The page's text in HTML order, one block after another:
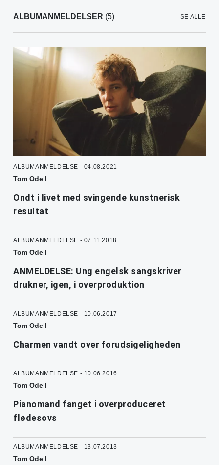
ALBUMANMELDELSER (5) SE ALLE
ALBUMANMELDELSE - 04.08.2021
Tom Odell
Ondt i livet med svingende kunstnerisk
resultat
ALBUMANMELDELSE - 07.11.2018
Tom Odell
ANMELDELSE: Ung engelsk sangskriver
drukner, igen, i overproduktion
ALBUMANMELDELSE - 10.06.2017
Tom Odell
Charmen vandt over forudsigeligheden
ALBUMANMELDELSE - 10.06.2016
Tom Odell
Pianomand fanget i overproduceret
flødesovs
ALBUMANMELDELSE - 13.07.2013
Tom Odell